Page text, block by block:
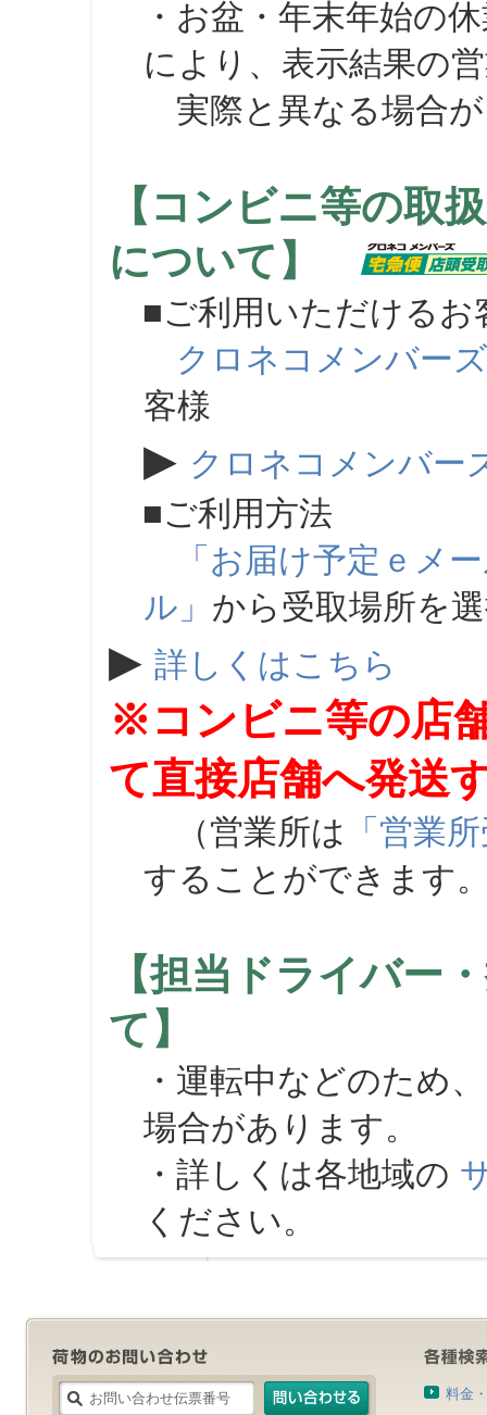
・お盆・年末年始の
により、表示結果の
実際と異なる場合が
【コンビニ等の取
について】
■ご利用いただけるお
クロネコメンバーズ
客様
▶ クロネコメンバー
■ご利用方法
「お届け予定ｅメ
ル」 から受取場所を
▶ 詳しくはこちら
※コンビニ等の店
て直接店舗へ発送
（営業所は 「営業
することができます
【担当ドライバー
て】
・運転中などのため
場合があります。
・詳しくは各地域の
ください。
料金